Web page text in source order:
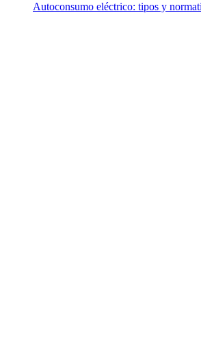
Autoconsumo eléctrico: tipos y